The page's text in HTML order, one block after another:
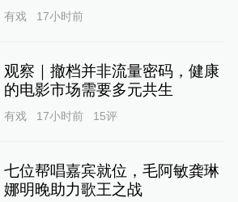
有戏 17小时前
观察｜撤档并非流量密码，健康
的电影市场需要多元共生
有戏 17小时前 15评
七位帮唱嘉宾就位，毛阿敏龚琳
娜明晚助力歌王之战